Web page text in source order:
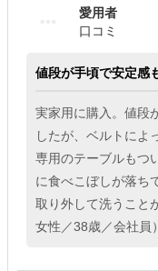
愛用者
口コミ
値段が手頃で安定感
実家用に購入。値段
したが、ベルトによ
専用のテーブルもつ
に食べこぼしが落ち
取り外して洗うこと
女性／38歳／会社員）